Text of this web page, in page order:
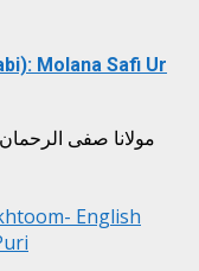
Molana Safi Ur
مولانا صفی
English